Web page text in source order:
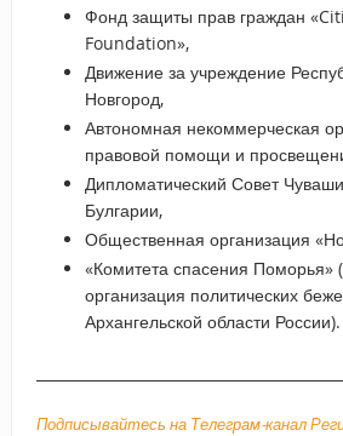
Фонд защиты прав граждан
Foundation»,
Движение за учреждение
Новгород,
Автономная некоммерческая
правовой помощи и
Дипломатический Совет
Булгарии,
Общественная организация
«Комитета спасения
организация политических
Архангельской области России).
Подписывайтесь на Телеграм-канал